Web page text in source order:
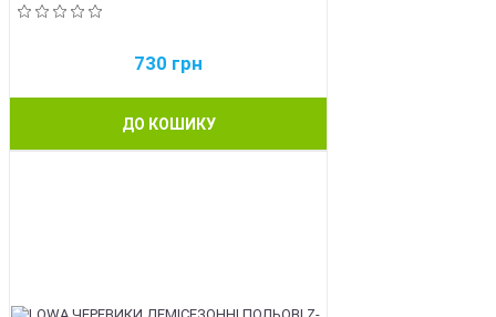
730 грн
ДО КОШИКУ